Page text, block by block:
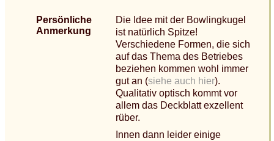
Persönliche
Anmerkung
Die Idee mit der Bowlingkugel
ist natürlich Spitze!
Verschiedene Formen, die sich
auf das Thema des Betriebes
beziehen kommen wohl immer
gut an (siehe auch hier).
Qualitativ optisch kommt vor
allem das Deckblatt exzellent
rüber.
Innen dann leider einige